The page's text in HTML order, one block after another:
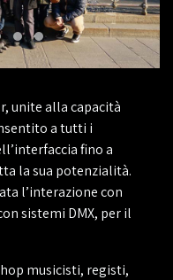
unite alla capacità
a tutti i
fino a
la sua potenzialità.
l’interazione con
sistemi DMX, per il
musicisti, registi,